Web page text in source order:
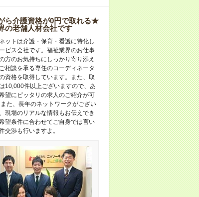
ら介護資格が0円で取れる★
の老舗人材会社です
ットは介護・保育・看護に特化し
ビス会社です。福祉業界のお仕事
方のお気持ちにしっかり寄り添え
相談を承る専任のコーディネータ
資格を取得しています。また、取
10,000件以上ございますので、あ
望にピッタリの求人のご紹介が可
た、長年のネットワークがござい
現場のリアルな情報もお伝えでき
望条件に合わせてご自身では言い
交渉も行いますよ。